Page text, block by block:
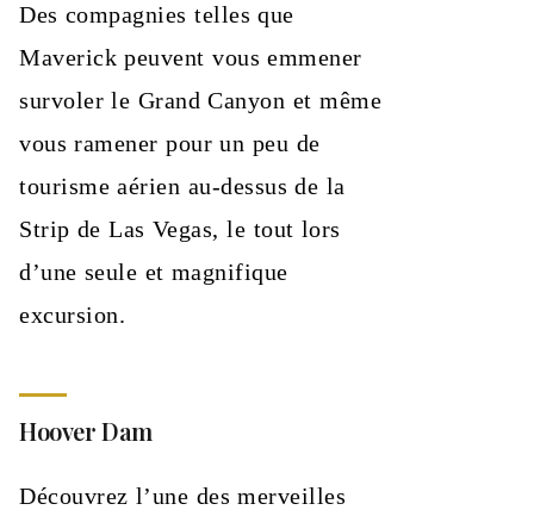
Des compagnies telles que
Maverick peuvent vous emmener
survoler le Grand Canyon et même
vous ramener pour un peu de
tourisme aérien au-dessus de la
Strip de Las Vegas, le tout lors
d’une seule et magnifique
excursion.
Hoover Dam
Découvrez l’une des merveilles